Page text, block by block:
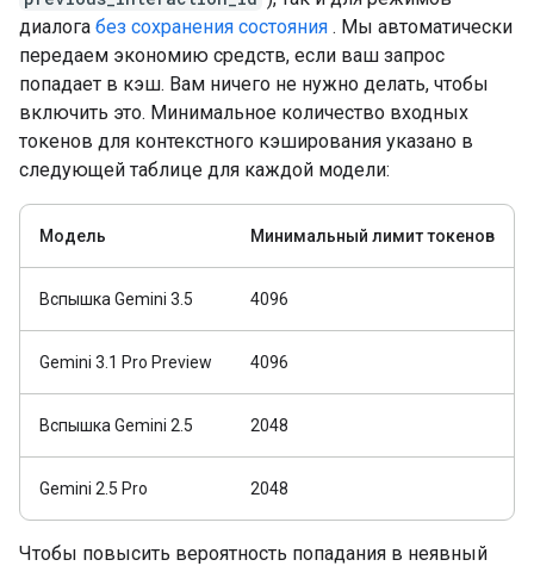
диалога без сохранения состояния . Мы автоматически
передаем экономию средств, если ваш запрос
попадает в кэш. Вам ничего не нужно делать, чтобы
включить это. Минимальное количество входных
токенов для контекстного кэширования указано в
следующей таблице для каждой модели:
Модель Минимальный лимит токенов
Вспышка Gemini 3.5 4096
Gemini 3.1 Pro Preview 4096
Вспышка Gemini 2.5 2048
Gemini 2.5 Pro 2048
Чтобы повысить вероятность попадания в неявный